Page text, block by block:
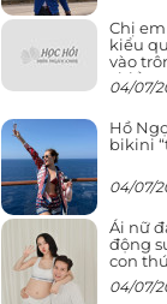
Chị em
kiểu
vào
chiều
04/07/
Hồ
bikini
04/07/
Ái nữ
động
con
04/07/